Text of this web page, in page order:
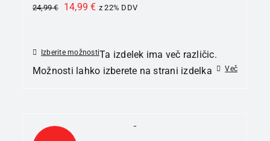
24,99€ 14,99€ z 22% DDV
Izberite možnostiTa izdelek ima več različic.
Možnosti lahko izberete na strani izdelka
Več